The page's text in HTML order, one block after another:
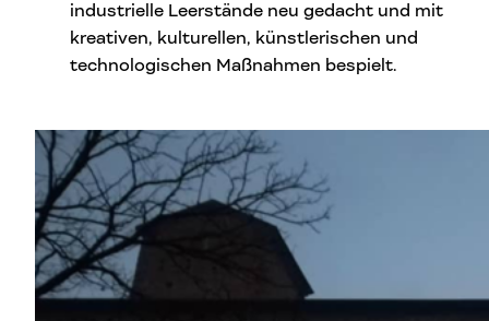
industrielle Leerstände neu gedacht und mit
kreativen, kulturellen, künstlerischen und
technologischen Maßnahmen bespielt.